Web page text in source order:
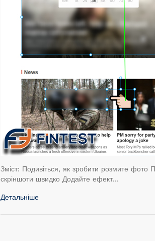
Зміст: Подивіться, як зробити розмите фото
скріншоти швидко Додайте ефект…
Детальніше